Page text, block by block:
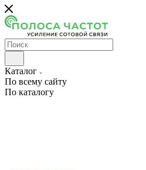
Каталог
По всему сайту
По каталогу